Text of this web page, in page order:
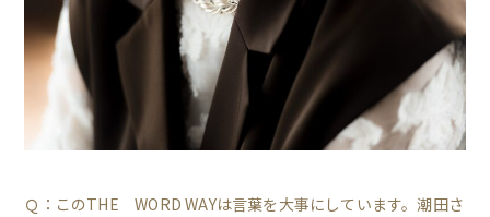
Ｑ：このTHE WORD WAYは言葉を大事にしています。潮田さ